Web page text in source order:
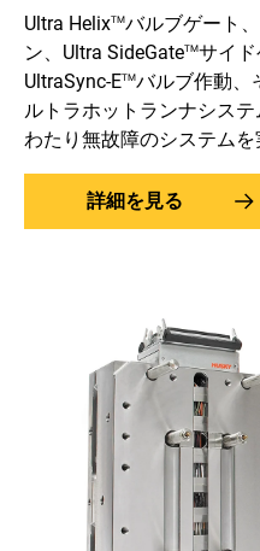
Ultra HelixTMバルブゲート
ン、Ultra SideGateTMサイド
UltraSync-ETMバルブ作動、
ルトラホットランナシス
わたり無故障のシステムを
詳細を見る